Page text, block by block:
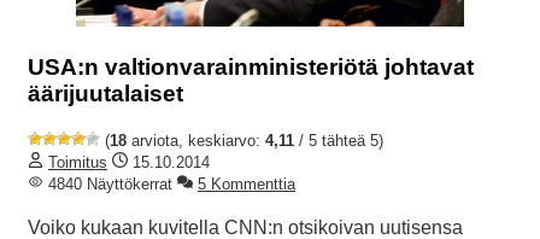
USA:n valtionvarainministeriötä johtavat
äärijuutalaiset
(18 arviota, keskiarvo: 4,11 / 5 tähteä 5)
Toimitus
15.10.2014
4840 Näyttökerrat
5 Kommenttia
Voiko kukaan kuvitella CNN:n otsikoivan uutisensa